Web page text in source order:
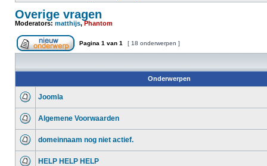
Overige vragen
Moderators: matthijs,Phantom
Pagina 1 van 1 [ 18 onderwerpen ]
Onderwerpen
Joomla
Algemene Voorwaarden
domeinnaam nog niet actief.
HELP HELP HELP